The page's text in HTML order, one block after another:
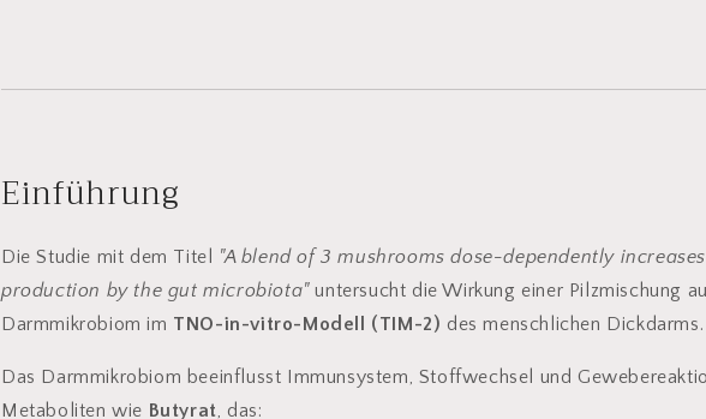
Einführung
Die Studie mit dem Titel
"A blend of 3 mushrooms dose-dependently
production by the gut microbiota"untersucht die Wirkung einer Pilzmischung
Darmmikrobiom im TNO-in-vitro-Modell (TIM-2) des menschlichen Dickdarms.
Das Darmmikrobiom beeinflusst Immunsystem, Stoffwechsel und
Metaboliten wie Butyrat, das: